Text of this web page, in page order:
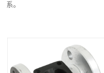
系。